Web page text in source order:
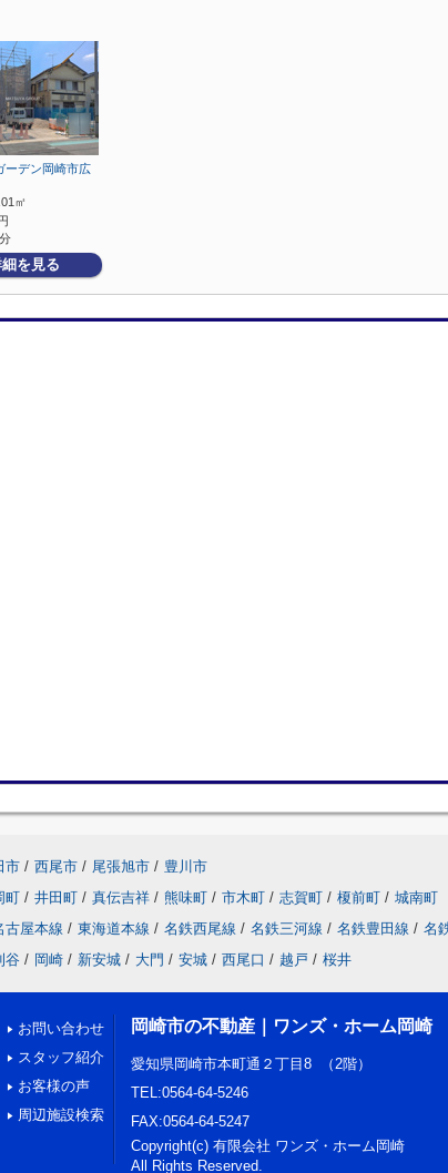
ーデン岡崎市広
㎡
を見る
市 / 西尾市 / 尾張旭市 / 豊川市
町 / 井田町 / 真伝吉祥 / 熊味町 / 市木町 / 志賀町 / 榎前町 / 城南町
古屋本線 / 東海道本線 / 名鉄西尾線 / 名鉄三河線 / 名鉄豊田線 / 名
谷 / 岡崎 / 新安城 / 大門 / 安城 / 西尾口 / 越戸 / 桜井
お問い合わせ
スタッフ紹介
お客様の声
周辺施設検索
岡崎市の不動産｜ワンズ・ホーム岡崎
愛知県岡崎市本町通２丁目8 （2階）
TEL:0564-64-5246
FAX:0564-64-5247
Copyright(c) 有限会社 ワンズ・ホーム岡崎
All Rights Reserved.